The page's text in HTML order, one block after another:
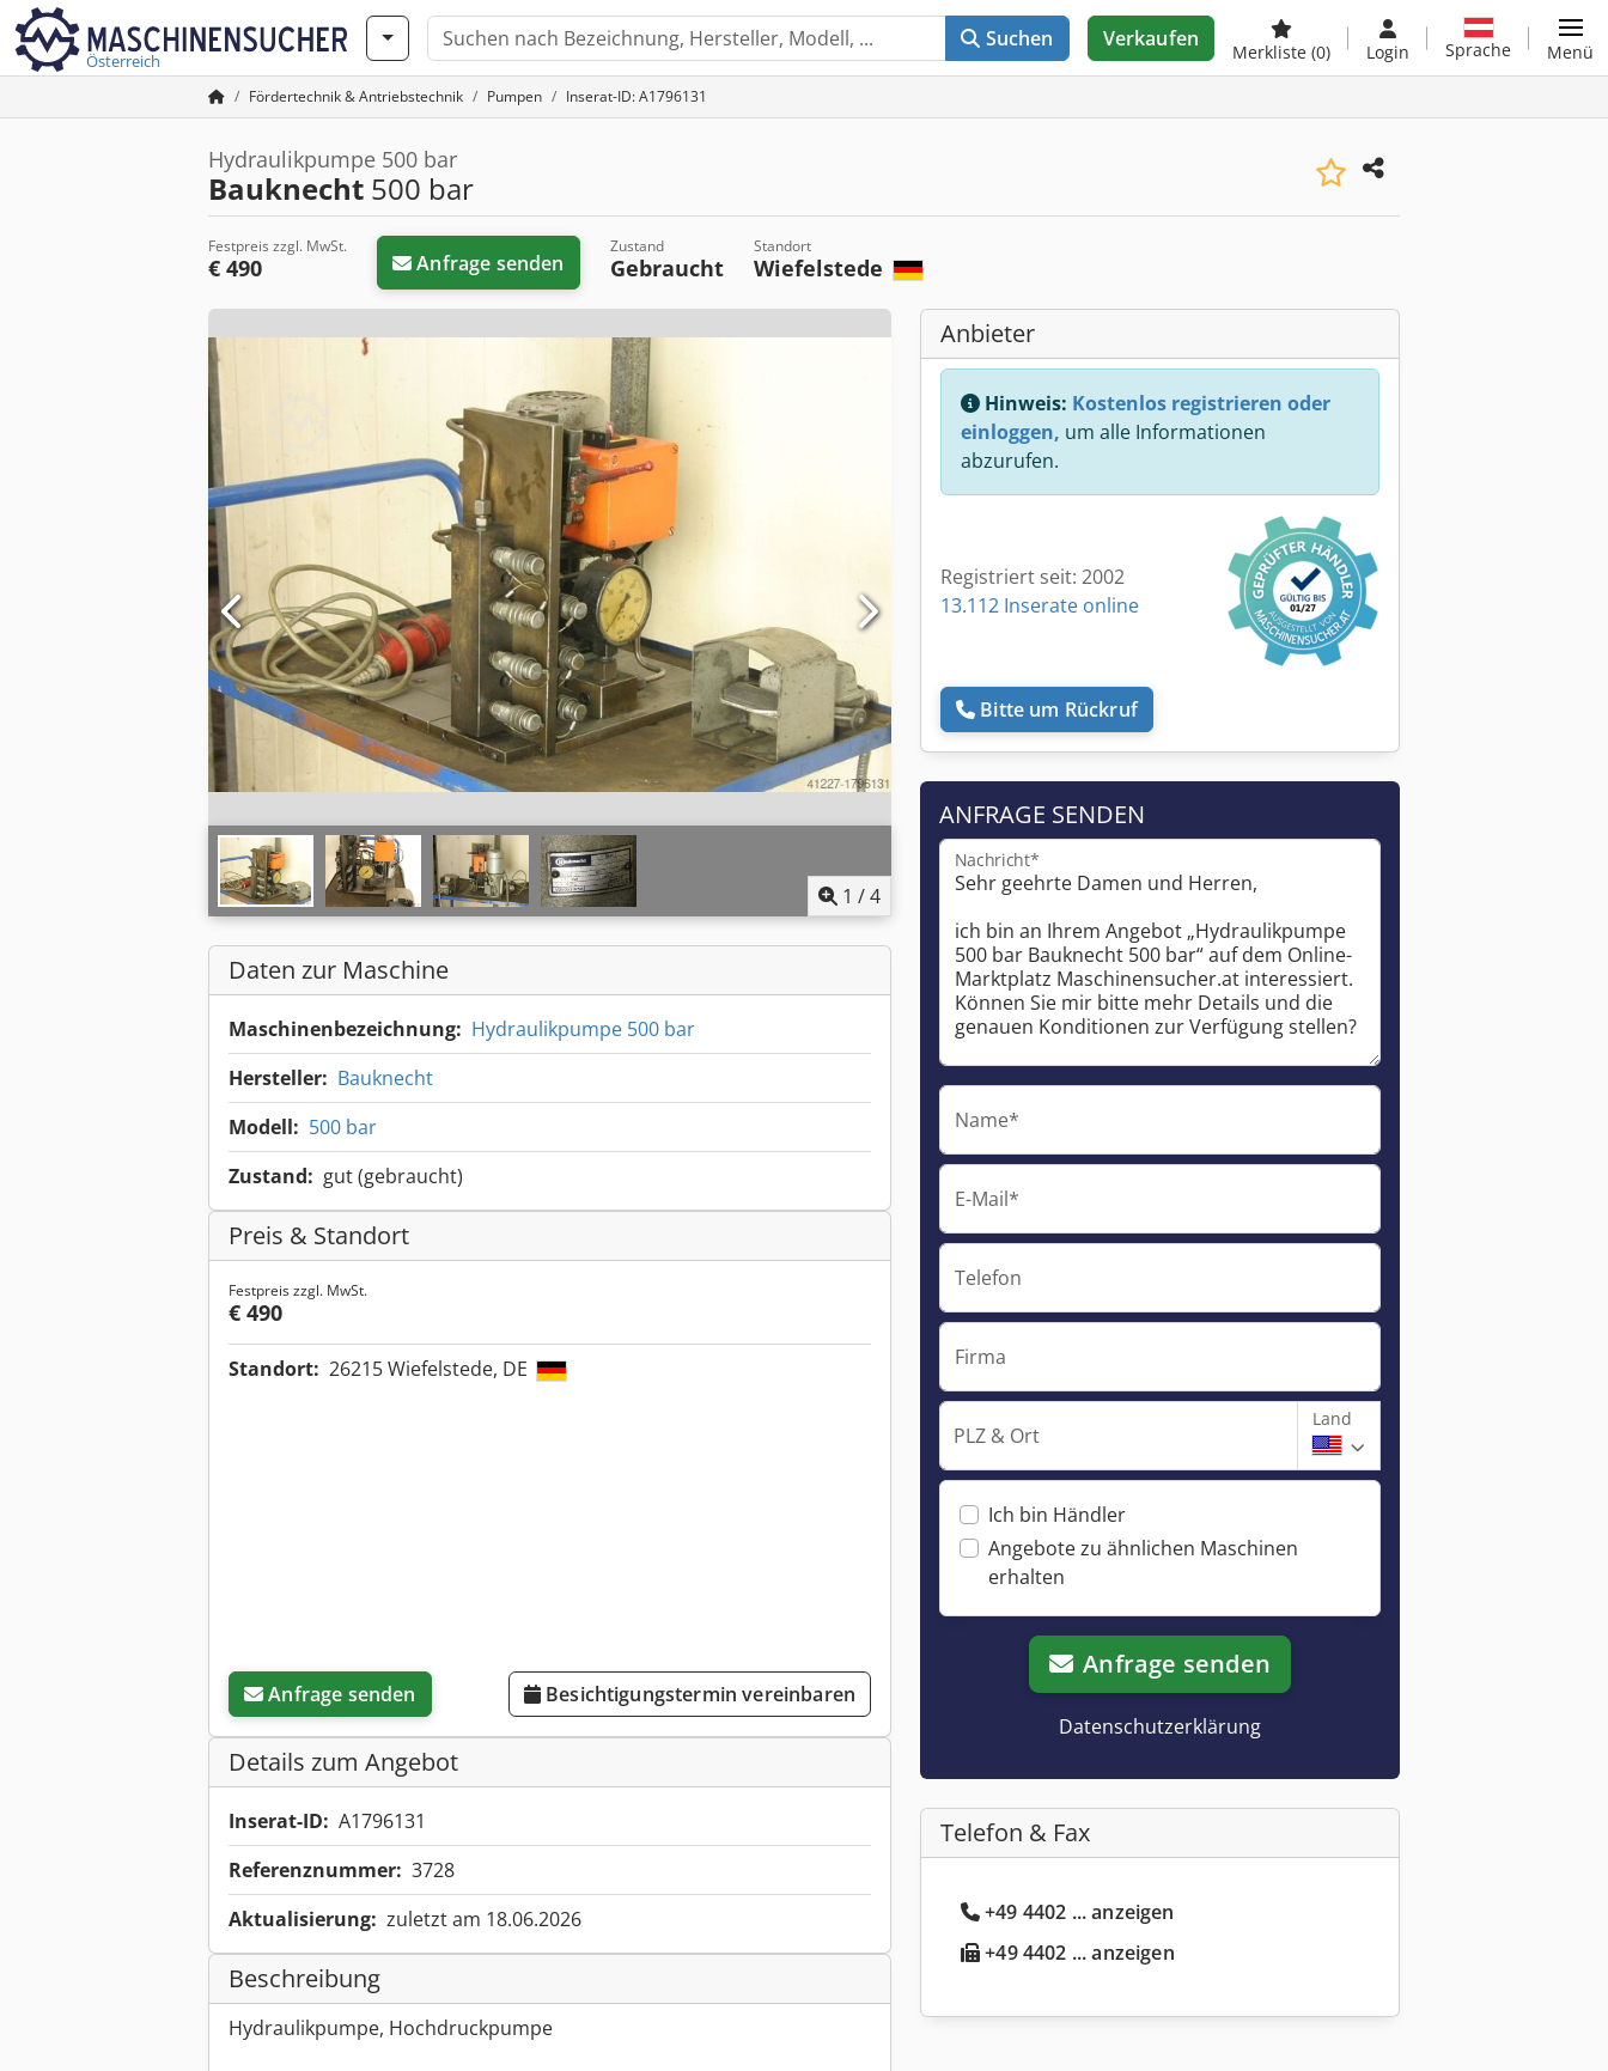
Österreich
Suchen Verkaufen
Merkliste (0) Login Sprache Menü
Fördertechnik & Antriebstechnik Pumpen Inserat-ID: A1796131
Hydraulikpumpe 500 bar
Bauknecht 500 bar
Festpreis zzgl. MwSt.
€ 490 Anfrage senden
Zustand
Gebraucht
Standort
Wiefelstede
1 /4
Daten zur Maschine
Maschinenbezeichnung: Hydraulikpumpe 500 bar
Hersteller: Bauknecht
Modell: 500 bar
Zustand: gut (gebraucht)
Preis & Standort
Festpreis zzgl. MwSt.
€ 490
Standort: 26215 Wiefelstede, DE
Anfrage senden Besichtigungstermin vereinbaren
Details zum Angebot
Inserat-ID: A1796131
Referenznummer: 3728
Aktualisierung: zuletzt am 18.06.2026
Beschreibung
Hydraulikpumpe, Hochdruckpumpe
Anbieter
Hinweis: Kostenlos registrieren oder
einloggen, um alle Informationen
abzurufen.
Registriert seit: 2002
13.112 Inserate online
Bitte um Rückruf
ANFRAGE SENDEN
Nachricht*
Name*
E-Mail*
Telefon
Firma
PLZ & Ort
Land
Ich bin Händler
Angebote zu ähnlichen Maschinen
erhalten
Anfrage senden
Datenschutzerklärung
Telefon & Fax
+49 4402 ... anzeigen
+49 4402 ... anzeigen